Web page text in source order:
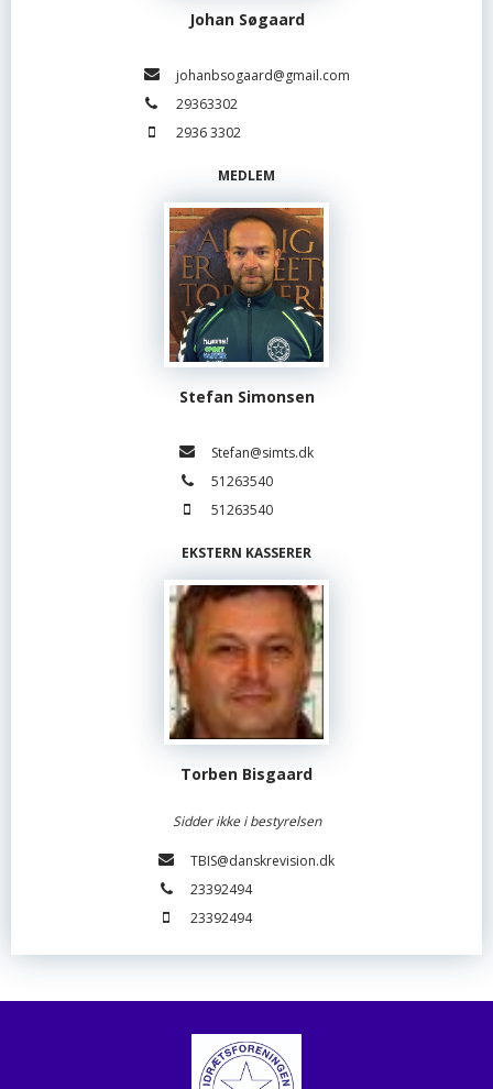
Johan Søgaard
johanbsogaard@gmail.com
29363302
2936 3302
MEDLEM
Stefan Simonsen
Stefan@simts.dk
51263540
51263540
EKSTERN KASSERER
Torben Bisgaard
Sidder ikke i bestyrelsen
TBIS@danskrevision.dk
23392494
23392494